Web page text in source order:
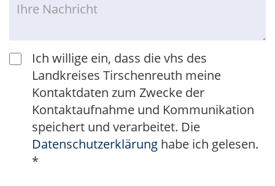
Ich willige ein, dass die vhs des
Landkreises Tirschenreuth meine
Kontaktdaten zum Zwecke der
Kontaktaufnahme und Kommunikation
speichert und verarbeitet. Die
Datenschutzerklärung habe ich gelesen.
*